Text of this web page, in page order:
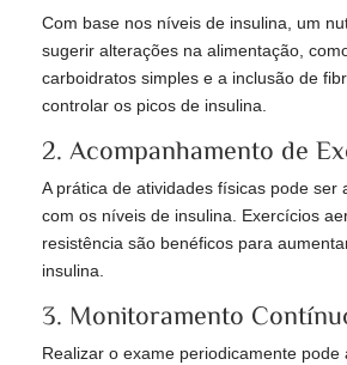
Com base nos níveis de insulina, um
sugerir alterações na alimentação,
carboidratos simples e a inclusão de
controlar os picos de insulina.
2. Acompanhamento de
A prática de atividades físicas pode ser
com os níveis de insulina. Exercícios
resistência são benéficos para
insulina.
3. Monitoramento
Realizar o exame periodicamente